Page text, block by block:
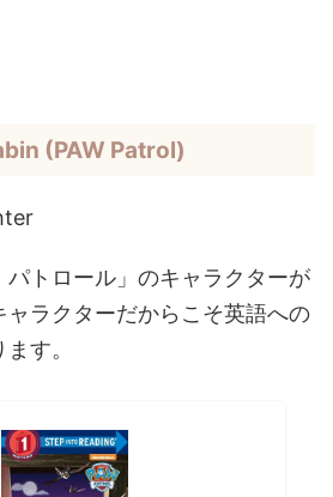
(PAW Patrol)
パトロール」のキャラクターが
ラクターだからこそ英語への
す。